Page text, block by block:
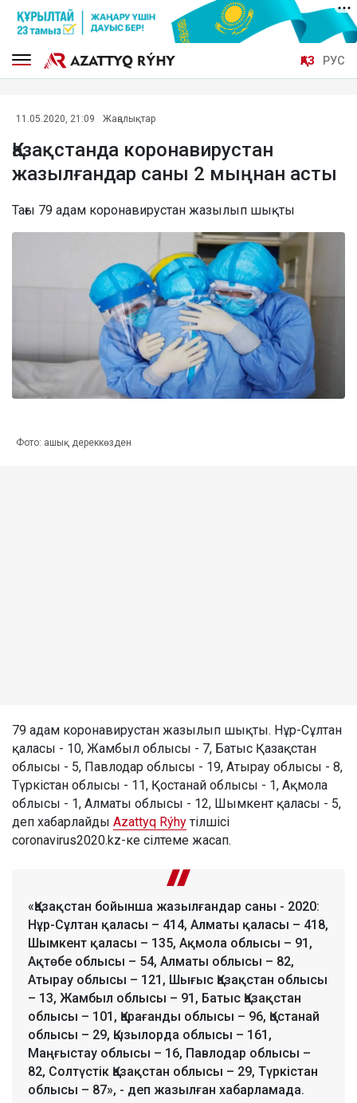
ҚАЗ РУС
11.05.2020, 21:09 Жаңалықтар
Қазақстанда коронавирустан
жазылғандар саны 2 мыңнан асты
Тағы 79 адам коронавирустан жазылып шықты
Фото: ашық дереккөзден
79 адам коронавирустан жазылып шықты. Нұр-Сұлтан
қаласы - 10, Жамбыл облысы - 7, Батыс Қазақстан
облысы - 5, Павлодар облысы - 19, Атырау облысы - 8,
Түркістан облысы - 11, Қостанай облысы - 1, Ақмола
облысы - 1, Алматы облысы - 12, Шымкент қаласы - 5,
деп хабарлайды Azattyq Rýhy тілшісі
coronavirus2020.kz-ке сілтеме жасап.
«Қазақстан бойынша жазылғандар саны - 2020:
Нұр-Сұлтан қаласы – 414, Алматы қаласы – 418,
Шымкент қаласы – 135, Ақмола облысы – 91,
Ақтөбе облысы – 54, Алматы облысы – 82,
Атырау облысы – 121, Шығыс Қазақстан облысы
– 13, Жамбыл облысы – 91, Батыс Қазақстан
облысы – 101, Қарағанды облысы – 96, Қостанай
облысы – 29, Қызылорда облысы – 161,
Маңғыстау облысы – 16, Павлодар облысы –
82, Солтүстік Қазақстан облысы – 29, Түркістан
облысы – 87», - деп жазылған хабарламада.